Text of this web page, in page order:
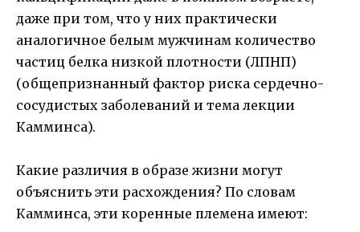
даже при том, что у них практически
аналогичное белым мужчинам количество
частиц белка низкой плотности (ЛПНП)
(общепризнанный фактор риска сердечно-
сосудистых заболеваний и тема лекции
Камминса).
Какие различия в образе жизни могут
объяснить эти расхождения? По словам
Камминса, эти коренные племена имеют: